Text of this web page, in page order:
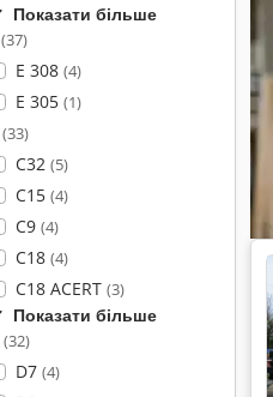
Показати більше
(37)
E 308 (4)
E 305 (1)
(33)
C32 (5)
C15 (4)
C9 (4)
C18 (4)
C18 ACERT (3)
Показати більше
(32)
D7 (4)